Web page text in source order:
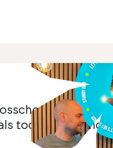
bureau
toonaangevende